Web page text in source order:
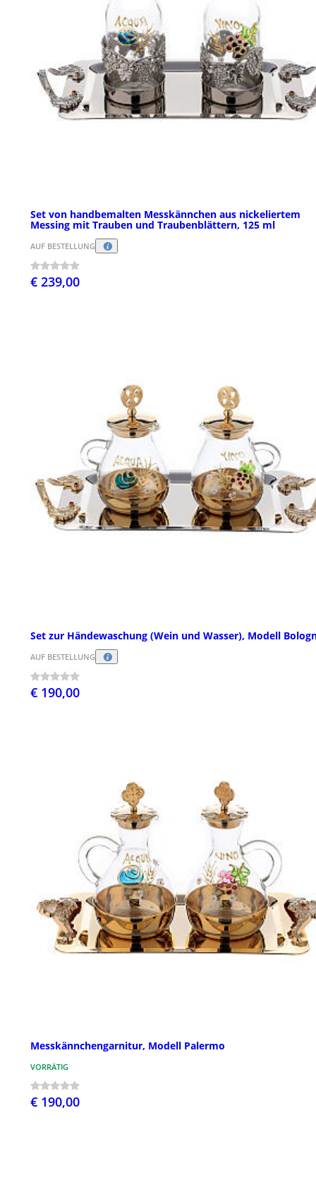
Set von handbemalten Messkännchen aus nickeliertem
Messing mit Trauben und Traubenblättern, 125 ml
AUF BESTELLUNG
€ 239,00
Set zur Händewaschung (Wein und Wasser), Modell
AUF BESTELLUNG
€ 190,00
Messkännchengarnitur, Modell Palermo
VORRÄTIG
€ 190,00